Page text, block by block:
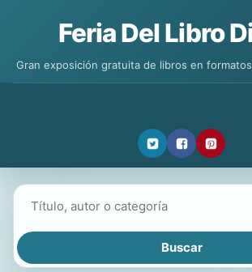
Feria Del Libro
Gran exposición gratuita de libros en formatos